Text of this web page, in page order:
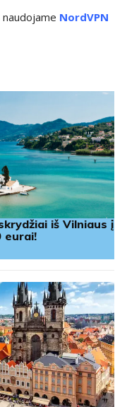
NordVPN
iš Vilniaus į
eurai!